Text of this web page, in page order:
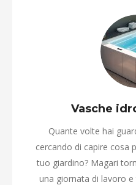
Vasche
Quante volte hai
cercando di capire cosa
tuo giardino? Magari
una giornata di lavoro